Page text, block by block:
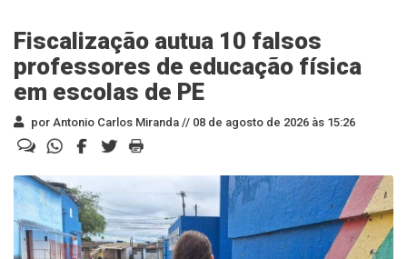
Fiscalização autua 10 falsos
professores de educação física
em escolas de PE
por Antonio Carlos Miranda // 08 de agosto de 2026 às 15:26